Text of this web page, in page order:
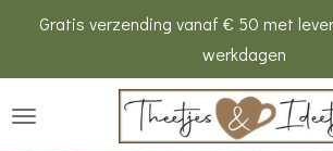
de
Gratis verzending vanaf € 50 met
werkdagen